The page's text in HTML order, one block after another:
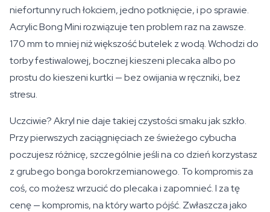
niefortunny ruch łokciem, jedno potknięcie, i po sprawie.
Acrylic Bong Mini rozwiązuje ten problem raz na zawsze.
170 mm to mniej niż większość butelek z wodą. Wchodzi do
torby festiwalowej, bocznej kieszeni plecaka albo po
prostu do kieszeni kurtki — bez owijania w ręczniki, bez
stresu.
Uczciwie? Akryl nie daje takiej czystości smaku jak szkło.
Przy pierwszych zaciągnięciach ze świeżego cybucha
poczujesz różnicę, szczególnie jeśli na co dzień korzystasz
z grubego bonga borokrzemianowego. To kompromis za
coś, co możesz wrzucić do plecaka i zapomnieć. I za tę
cenę — kompromis, na który warto pójść. Zwłaszcza jako